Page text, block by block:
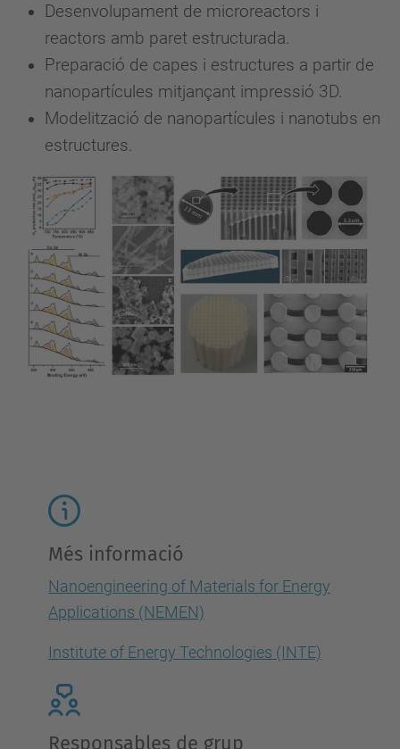
Desenvolupament de microreactors i
reactors amb paret estructurada.
Preparació de capes i estructures a partir de
nanopartícules mitjançant impressió 3D.
Modelització de nanopartícules i nanotubs en
estructures.
Més informació
Nanoengineering of Materials for Energy
Applications (NEMEN)
Institute of Energy Technologies (INTE)
Responsables de grup